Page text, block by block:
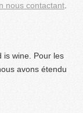
nous contactant
is wine. Pour les
avons étendu